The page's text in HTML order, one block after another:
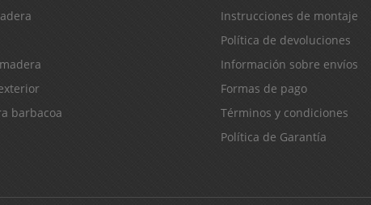
barbacoa
Instrucciones de montaje
Política de devoluciones
Información sobre envíos
Formas de pago
Términos y condiciones
Política de Garantía